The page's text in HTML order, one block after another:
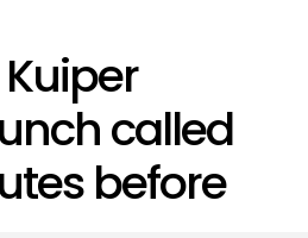
called
before